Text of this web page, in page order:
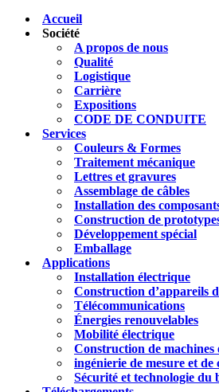
Accueil
Société
A propos de nous
Qualité
Logistique
Carrière
Expositions
CODE DE CONDUITE
Services
Couleurs & Formes
Traitement mécanique
Lettres et gravures
Assemblage de câbles
Installation des
Construction de
Développement spécial
Emballage
Applications
Installation électrique
Construction d’appareils
Télécommunications
Énergies renouvelables
Mobilité électrique
Construction de machines
ingénierie de mesure et de
Sécurité et technologie du